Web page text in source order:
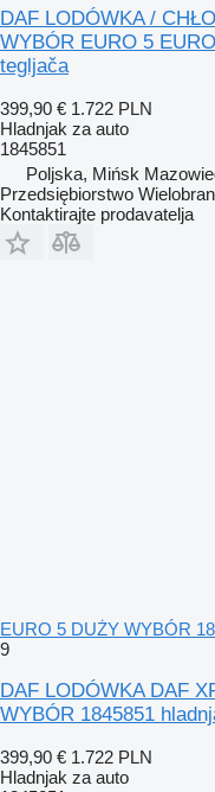
DAF LODÓWKA /
WYBÓR EURO 5
tegljača
399,90 € 1.722 PLN
Hladnjak za auto
1845851
Poljska, Mińsk
Przedsiębiorstwo
Kontaktirajte prodavatelja
EURO 5 DUŻY WYBÓR
9
DAF LODÓWKA DAF
WYBÓR 1845851
399,90 € 1.722 PLN
Hladnjak za auto